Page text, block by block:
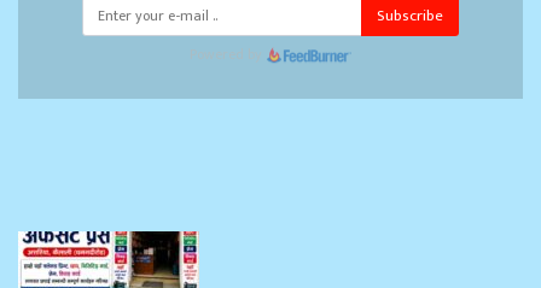
Subscribe